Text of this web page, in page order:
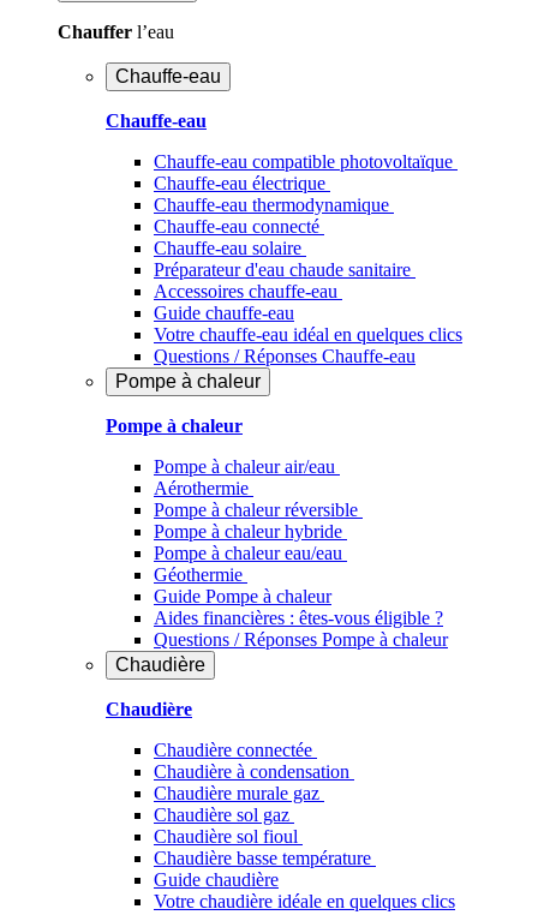
Chauffer l’eau
Chauffe-eau
Chauffe-eau
Chauffe-eau compatible photovoltaïque
Chauffe-eau électrique
Chauffe-eau thermodynamique
Chauffe-eau connecté
Chauffe-eau solaire
Préparateur d'eau chaude sanitaire
Accessoires chauffe-eau
Guide chauffe-eau
Votre chauffe-eau idéal en quelques clics
Questions / Réponses Chauffe-eau
Pompe à chaleur
Pompe à chaleur
Pompe à chaleur air/eau
Aérothermie
Pompe à chaleur réversible
Pompe à chaleur hybride
Pompe à chaleur​ eau/eau
Géothermie
Guide Pompe à chaleur
Aides financières : êtes-vous éligible ?
Questions / Réponses Pompe à chaleur
Chaudière
Chaudière
Chaudière connectée
Chaudière à condensation
Chaudière murale gaz
Chaudière sol gaz
Chaudière sol fioul
Chaudière basse température
Guide chaudière
Votre chaudière idéale en quelques clics